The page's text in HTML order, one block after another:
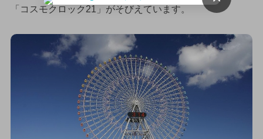
「コスモクロック21」がそびえています。